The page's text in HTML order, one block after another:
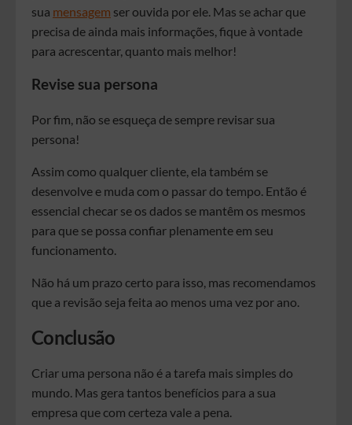
sua mensagem ser ouvida por ele. Mas se achar que
precisa de ainda mais informações, fique à vontade
para acrescentar, quanto mais melhor!
Revise sua persona
Por fim, não se esqueça de sempre revisar sua
persona!
Assim como qualquer cliente, ela também se
desenvolve e muda com o passar do tempo. Então é
essencial checar se os dados se mantêm os mesmos
para que se possa confiar plenamente em seu
funcionamento.
Não há um prazo certo para isso, mas recomendamos
que a revisão seja feita ao menos uma vez por ano.
Conclusão
Criar uma persona não é a tarefa mais simples do
mundo. Mas gera tantos benefícios para a sua
empresa que com certeza vale a pena.